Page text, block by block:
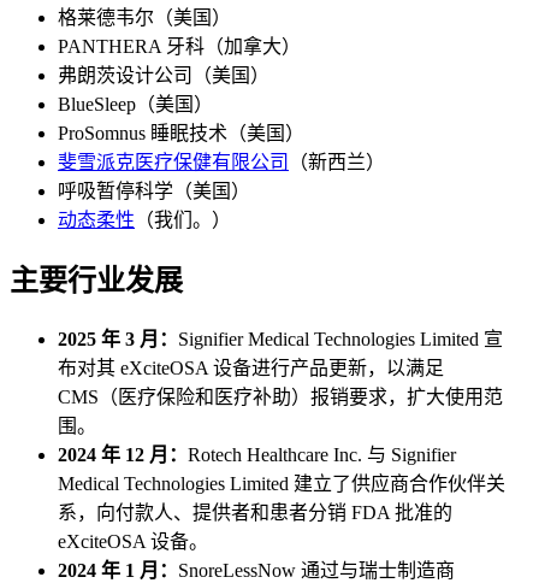
格莱德韦尔（美国）
PANTHERA 牙科（加拿大）
弗朗茨设计公司（美国）
BlueSleep（美国）
ProSomnus 睡眠技术（美国）
斐雪派克医疗保健有限公司
（新西兰）
呼吸暂停科学（美国）
动态柔性 （我们。）
主要行业发展
2025 年 3 月： Signifier Medical Technologies Limited 宣
布对其 eXciteOSA 设备进行产品更新，以满足
CMS（医疗保险和医疗补助）报销要求，扩大使用范
围。
2024 年 12 月： Rotech Healthcare Inc. 与 Signifier
Medical Technologies Limited 建立了供应商合作伙伴关
系，向付款人、提供者和患者分销 FDA 批准的
eXciteOSA 设备。
2024 年 1 月： SnoreLessNow 通过与瑞士制造商